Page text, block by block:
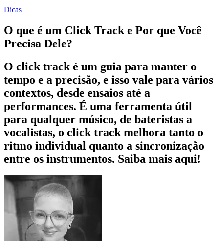
Dicas
O que é um Click Track e Por que Você
Precisa Dele?
O click track é um guia para manter o
tempo e a precisão, e isso vale para vários
contextos, desde ensaios até a
performances. É uma ferramenta útil
para qualquer músico, de bateristas a
vocalistas, o click track melhora tanto o
ritmo individual quanto a sincronização
entre os instrumentos. Saiba mais aqui!